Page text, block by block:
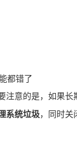
注意的是，如果
系统垃圾，同时关